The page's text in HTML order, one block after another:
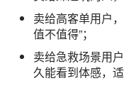
卖给高客单用户
值不值得”；
卖给急救场景用
久能看到体感，